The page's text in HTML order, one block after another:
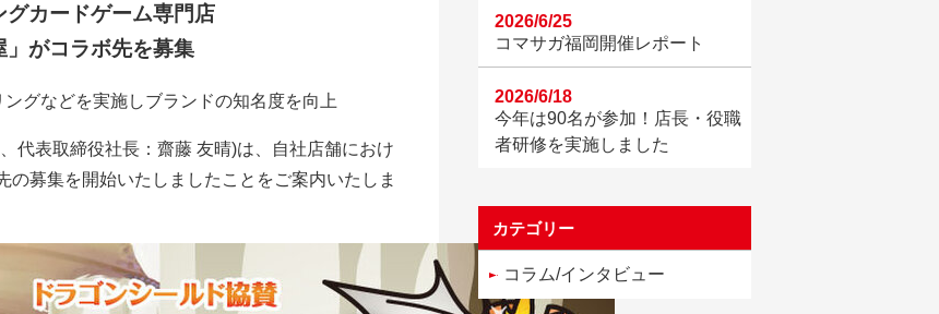
グカードゲーム専門店
」がコラボ先を募集
グなどを実施しブランドの知名度を向上
代表取締役社長：齋藤 友晴)は、自社店舗におけ
の募集を開始いたしましたことをご案内いたしま
コマサガ福岡開催レポート
2026/6/25
今年は90名が参加！店長・役職
者研修を実施しました
2026/6/18
カテゴリー
コラム/インタビュー